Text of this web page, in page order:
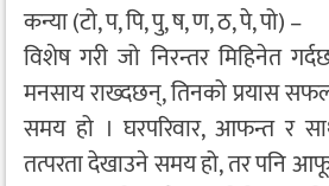
कन्या (टो, प, पि, पु, ष, ण, ठ, पे, पो) –
विशेष गरी जो निरन्तर मिहिनेत
मनसाय राख्दछन्, तिनको प्रयास
समय हो । घरपरिवार, आफन्त र
तत्परता देखाउने समय हो, तर पनि